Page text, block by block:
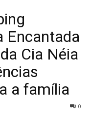
Encantada
Cia Néia
a família
0